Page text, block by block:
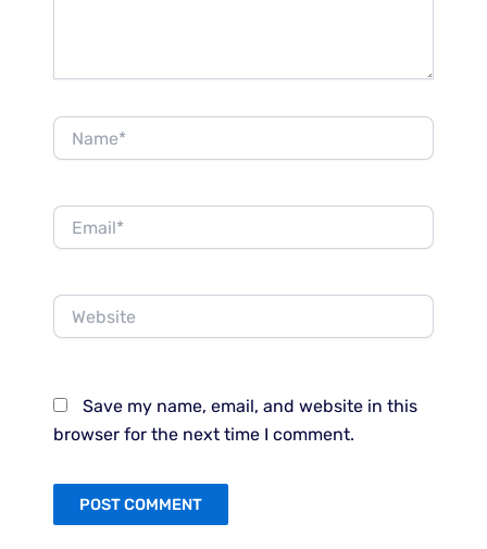
Name*
Email*
Website
Save my name, email, and website in this
browser for the next time I comment.